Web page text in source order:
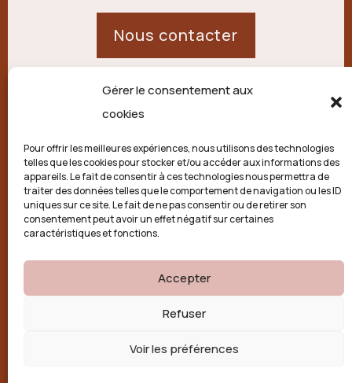
Gérer le consentement aux
cookies
Pour offrir les meilleures expériences, nous utilisons des technologies
telles que les cookies pour stocker et/ou accéder aux informations des
appareils. Le fait de consentir à ces technologies nous permettra de
traiter des données telles que le comportement de navigation ou les ID
uniques sur ce site. Le fait de ne pas consentir ou de retirer son
consentement peut avoir un effet négatif sur certaines
caractéristiques et fonctions.
Accepter
Refuser
Voir les préférences
Nous contacter
21 route de Palisse,
Politique de confidentialité
Conditions générales